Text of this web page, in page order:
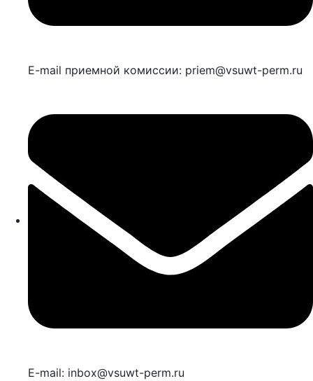
E-mail приемной комиссии: priem@vsuwt-perm.ru
E-mail: inbox@vsuwt-perm.ru